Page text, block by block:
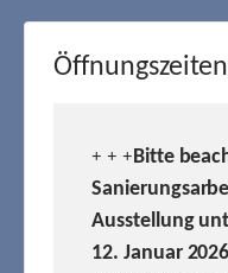
+ + +Bitte
Ausstellung
12. Januar